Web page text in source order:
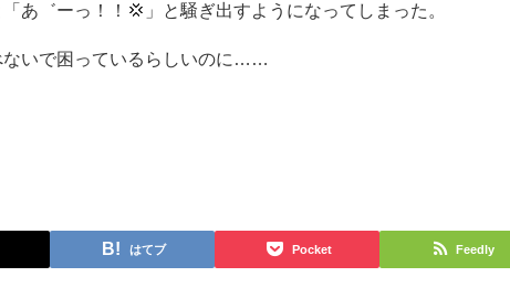
あ゛ーっ！！💢」と騒ぎ出すようになってしまった。
ないで困っているらしいのに……
はてブ Pocket Feedly